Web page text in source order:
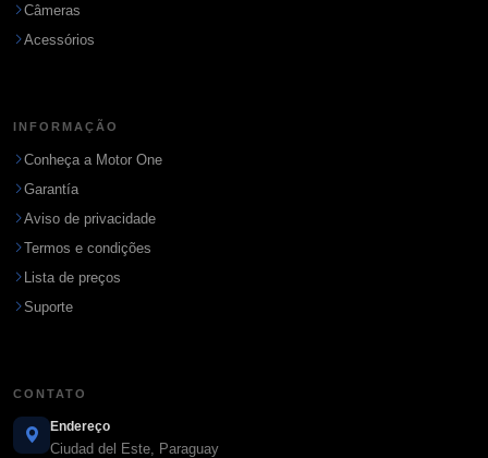
Câmeras
Acessórios
INFORMAÇÃO
Conheça a Motor One
Garantía
Aviso de privacidade
Termos e condições
Lista de preços
Suporte
CONTATO
Endereço
Ciudad del Este, Paraguay